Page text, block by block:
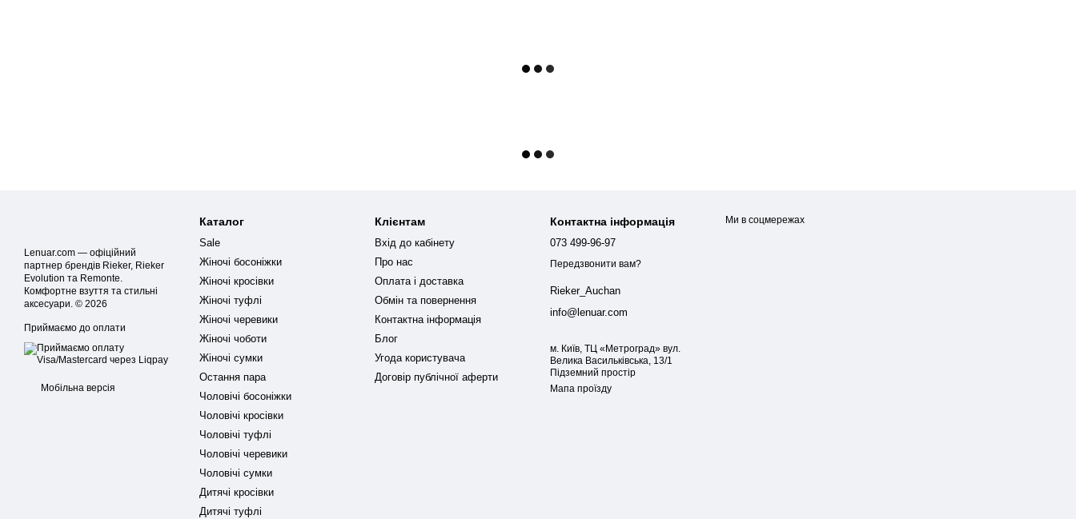
Lenuar.com — офіційний
партнер брендів Rieker, Rieker
Evolution та Remonte.
Комфортне взуття та стильні
аксесуари. © 2026
Приймаємо до оплати
Мобільна версія
Каталог
Sale
Жіночі босоніжки
Жіночі кросівки
Жіночі туфлі
Жіночі черевики
Жіночі чоботи
Жіночі сумки
Остання пара
Чоловічі босоніжки
Чоловічі кросівки
Чоловічі туфлі
Чоловічі черевики
Чоловічі сумки
Дитячі кросівки
Дитячі туфлі
Клієнтам
Вхід до кабінету
Про нас
Оплата і доставка
Обмін та повернення
Контактна інформація
Блог
Угода користувача
Договір публічної аферти
Контактна інформація
073 499-96-97
Передзвонити вам?
Rieker_Auchan
info@lenuar.com
м. Київ, ТЦ «Метроград» вул.
Велика Васильківська, 13/1
Підземний простір
Мапа проїзду
Ми в соцмережах